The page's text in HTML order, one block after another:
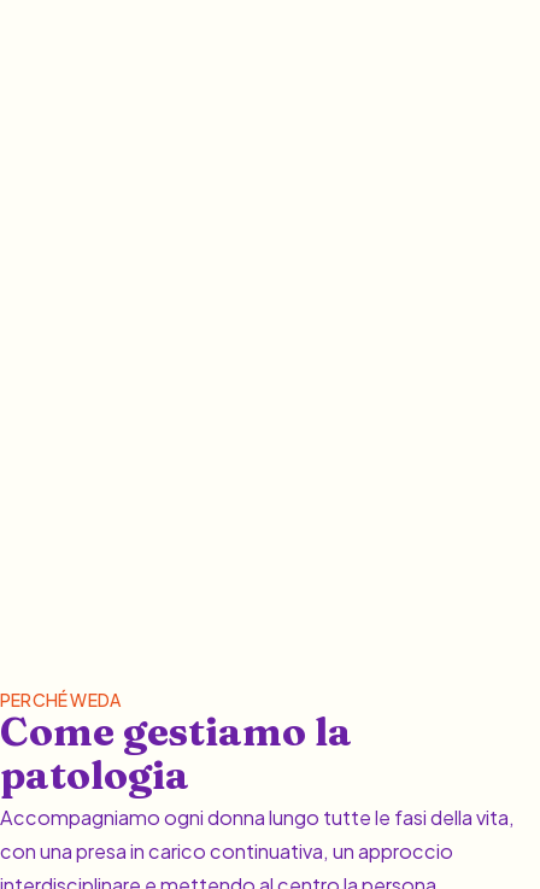
PERCHÉ WEDA
Come gestiamo la
patologia
Accompagniamo ogni donna lungo tutte le fasi della vita,
con una presa in carico continuativa, un approccio